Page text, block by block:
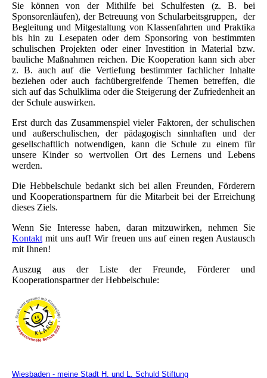
Sie können von der Mithilfe bei Schulfesten (z. B. bei
Sponsorenläufen), der Betreuung von Schularbeitsgruppen, der
Begleitung und Mitgestaltung von Klassenfahrten und Praktika
bis hin zu Lesepaten oder dem Sponsoring von bestimmten
schulischen Projekten oder einer Investition in Material bzw.
bauliche Maßnahmen reichen. Die Kooperation kann sich aber
z. B. auch auf die Vertiefung bestimmter fachlicher Inhalte
beziehen oder auch fachübergreifende Themen betreffen, die
sich auf das Schulklima oder die Steigerung der Zufriedenheit an
der Schule auswirken.
Erst durch das Zusammenspiel vieler Faktoren, der schulischen
und außerschulischen, der pädagogisch sinnhaften und der
gesellschaftlich notwendigen, kann die Schule zu einem für
unsere Kinder so wertvollen Ort des Lernens und Lebens
werden.
Die Hebbelschule bedankt sich bei allen Freunden, Förderern
und Kooperationspartnern für die Mitarbeit bei der Erreichung
dieses Ziels.
Wenn Sie Interesse haben, daran mitzuwirken, nehmen Sie
Kontakt mit uns auf! Wir freuen uns auf einen regen Austausch
mit Ihnen!
Auszug aus der Liste der Freunde, Förderer und
Kooperationspartner der Hebbelschule:
Wiesbaden - meine Stadt H. und L. Schuld Stiftung